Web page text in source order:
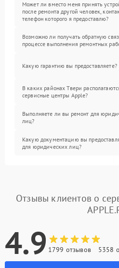
Может ли вместо меня принять
после ремонта другой человек,
телефон которого я предоставлю?
Возможно ли получать обратную
процессе выполнения ремонтных
Какую гарантию вы предоставляете?
В каких районах Твери
сервисные центры Apple?
Выполняете ли вы ремонт для
лиц?
Какую документацию вы
для юридических лиц?
Отзывы клиентов о
4.9 1799 отзывов 5358